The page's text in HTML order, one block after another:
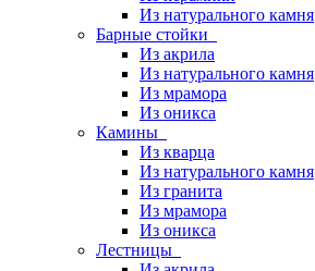
Из натурального камня
Барные стойки
Из акрила
Из натурального камня
Из мрамора
Из оникса
Камины
Из кварца
Из натурального камня
Из гранита
Из мрамора
Из оникса
Лестницы